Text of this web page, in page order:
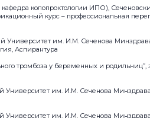
колопроктологии ИПО),
курс – профессиональная
Университет им. И.М. Сеченова
Аспирантура
тромбоза у беременных и родильниц”,
Университет им. И.М. Сеченова
Университет им. И.М. Сеченова